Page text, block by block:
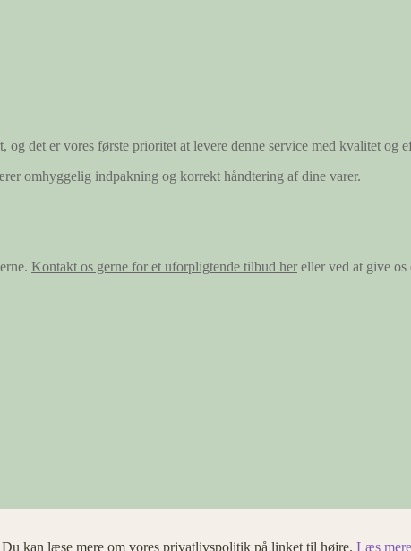
det er vores første prioritet at levere denne service med kvalitet og
omhyggelig indpakning og korrekt håndtering af dine varer.
Kontakt os gerne for et uforpligtende tilbud her eller ved at give
kan læse mere om vores privatlivspolitik på linket til højre. Læs